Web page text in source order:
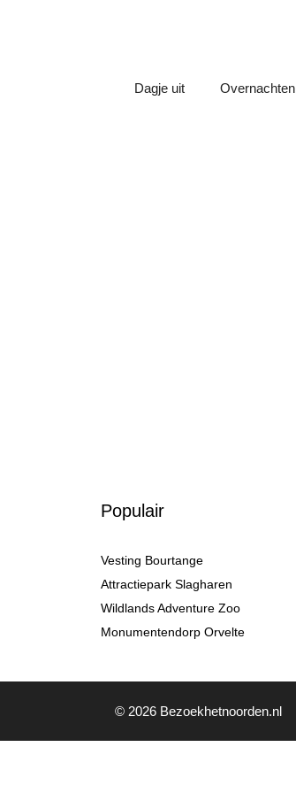
Dagje uit Overnachten
Populair
Vesting Bourtange
Attractiepark Slagharen
Wildlands Adventure Zoo
Monumentendorp Orvelte
© 2026 Bezoekhetnoorden.nl